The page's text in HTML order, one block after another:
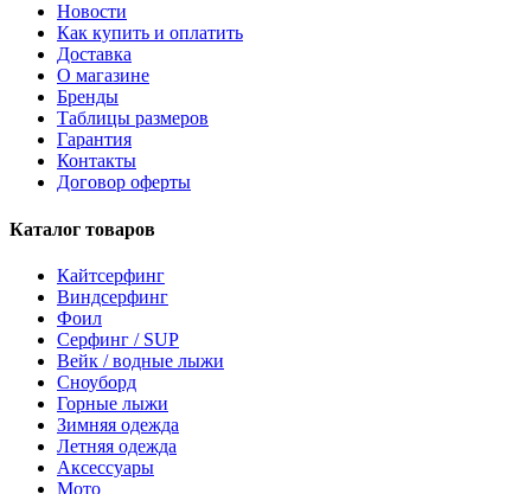
Новости
Как купить и оплатить
Доставка
О магазине
Бренды
Таблицы размеров
Гарантия
Контакты
Договор оферты
Каталог товаров
Кайтсерфинг
Виндсерфинг
Фоил
Серфинг / SUP
Вейк / водные лыжи
Сноуборд
Горные лыжи
Зимняя одежда
Летняя одежда
Аксессуары
Мото